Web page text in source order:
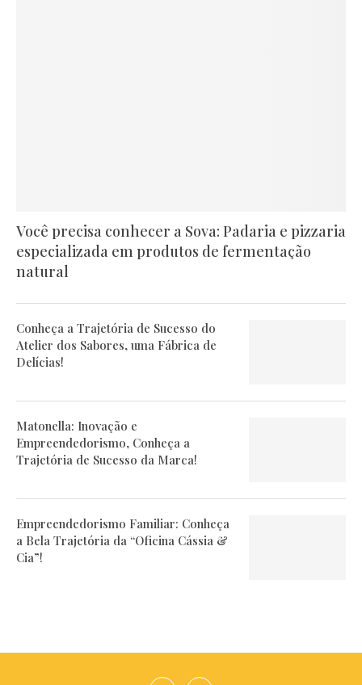
Você precisa conhecer a Sova: Padaria e pizzaria
especializada em produtos de fermentação
natural
Conheça a Trajetória de Sucesso do
Atelier dos Sabores, uma Fábrica de
Delícias!
Matonella: Inovação e
Empreendedorismo, Conheça a
Trajetória de Sucesso da Marca!
Empreendedorismo Familiar: Conheça
a Bela Trajetória da “Oficina Cássia &
Cia”!